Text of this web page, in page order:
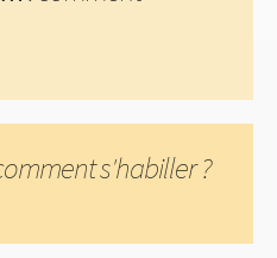
s'habiller ?